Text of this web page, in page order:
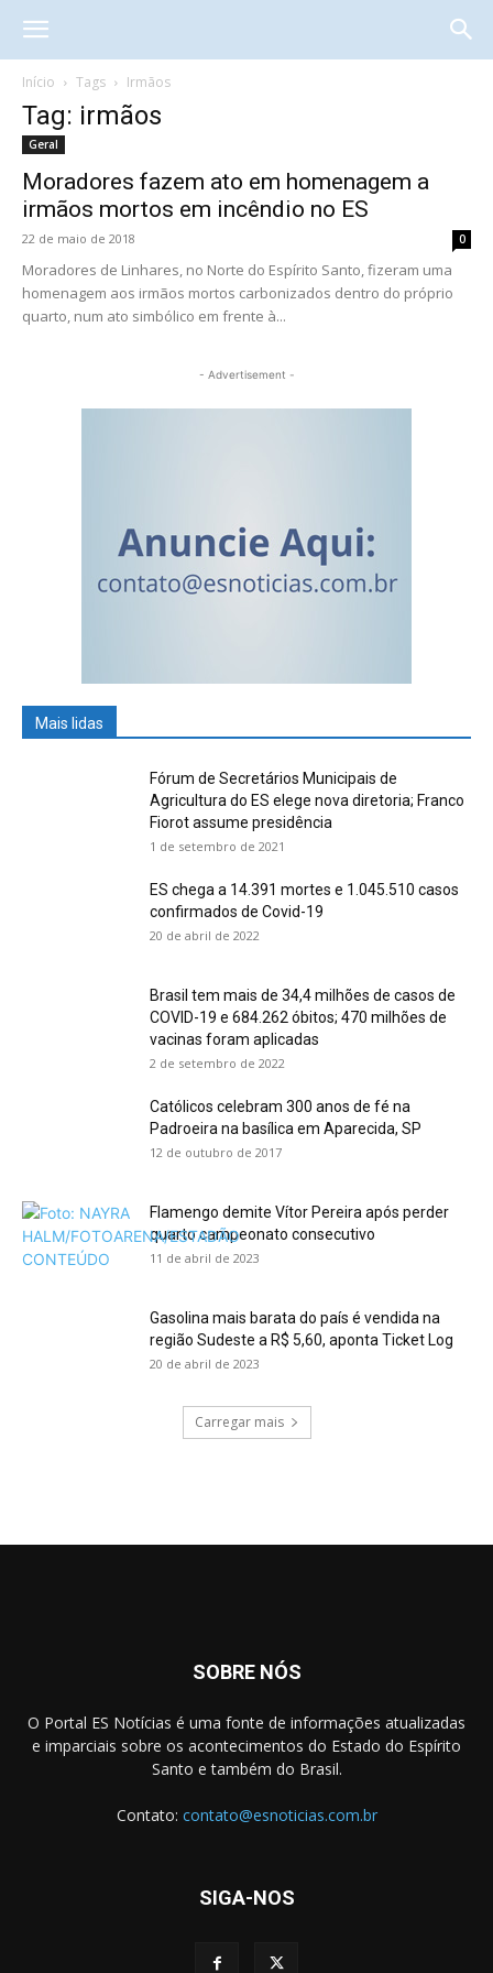
Início Tags Irmãos
Tag: irmãos
Geral
Moradores fazem ato em homenagem a
irmãos mortos em incêndio no ES
22 de maio de 2018 0
Moradores de Linhares, no Norte do Espírito Santo, fizeram uma
homenagem aos irmãos mortos carbonizados dentro do próprio
quarto, num ato simbólico em frente à...
- Advertisement -
Mais lidas
Fórum de Secretários Municipais de
Agricultura do ES elege nova diretoria; Franco
Fiorot assume presidência
1 de setembro de 2021
ES chega a 14.391 mortes e 1.045.510 casos
confirmados de Covid-19
20 de abril de 2022
Brasil tem mais de 34,4 milhões de casos de
COVID-19 e 684.262 óbitos; 470 milhões de
vacinas foram aplicadas
2 de setembro de 2022
Católicos celebram 300 anos de fé na
Padroeira na basílica em Aparecida, SP
12 de outubro de 2017
Flamengo demite Vítor Pereira após perder
quarto campeonato consecutivo
11 de abril de 2023
Gasolina mais barata do país é vendida na
região Sudeste a R$ 5,60, aponta Ticket Log
20 de abril de 2023
Carregar mais
SOBRE NÓS
O Portal ES Notícias é uma fonte de informações atualizadas
e imparciais sobre os acontecimentos do Estado do Espírito
Santo e também do Brasil.
Contato: contato@esnoticias.com.br
SIGA-NOS